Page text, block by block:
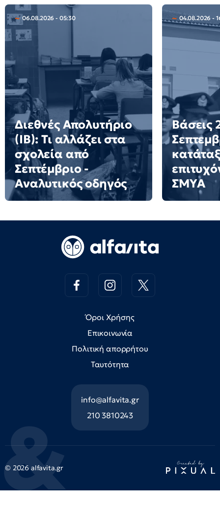
06.08.2026 - 05:30
Διεθνές Απολυτήριο
(IB): Τι αλλάζει στα
σχολεία από
Σεπτέμβριο -
Αναλυτικός οδηγός
04.08.2026 -
Βάσεις
ΣΜΥΑ
Όροι Χρήσης
Επικοινωνία
Πολιτική απορρήτου
Ταυτότητα
info@alfavita.gr
210 3810243
© 2026 alfavita.gr